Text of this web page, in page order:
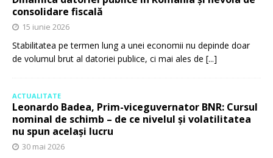
consolidare fiscală
15 iunie 2026
Stabilitatea pe termen lung a unei economii nu depinde doar
de volumul brut al datoriei publice, ci mai ales de [...]
ACTUALITATE
Leonardo Badea, Prim-viceguvernator BNR: Cursul
nominal de schimb – de ce nivelul și volatilitatea
nu spun același lucru
30 mai 2026